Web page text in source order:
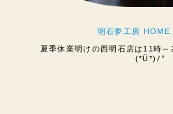
明石夢工房 HOME
夏季休業明けの西明石店は11時
(*Ü*)ﾉ”